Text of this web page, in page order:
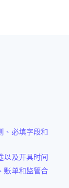
、必填字段和
以及开具时间
账单和监管合